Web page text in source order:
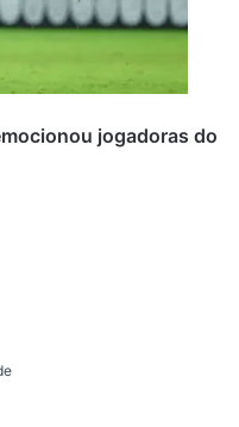
jogadoras do